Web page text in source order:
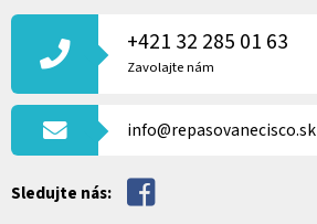
Á
T
+421 32 285 01 63
Zavolajte nám
info@repasovanecisco.sk
Sledujte nás: